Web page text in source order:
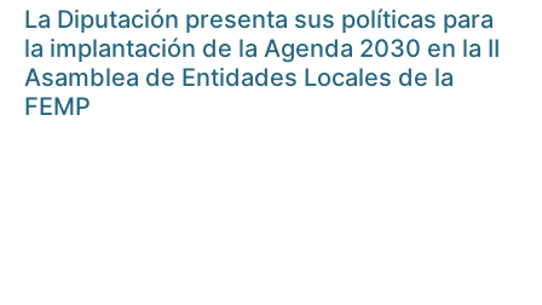
La Diputación presenta sus políticas para
la implantación de la Agenda 2030 en la II
Asamblea de Entidades Locales de la
FEMP